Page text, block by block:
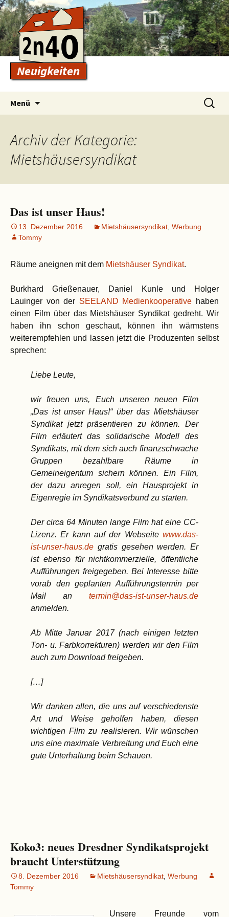
Neuigkeiten
Menü
Suchen
nach:
Archiv der Kategorie:
Mietshäusersyndikat
Das ist unser Haus!
13. Dezember 2016 Mietshäusersyndikat Werbung
Tommy
Räume aneignen mit dem Mietshäuser Syndikat.
Burkhard Grießenauer, Daniel Kunle und Holger
Lauinger von der SEELAND Medienkooperative haben
einen Film über das Mietshäuser Syndikat gedreht. Wir
haben ihn schon geschaut, können ihn wärmstens
weiterempfehlen und lassen jetzt die Produzenten selbst
sprechen:
Liebe Leute,
wir freuen uns, Euch unseren neuen Film
„Das ist unser Haus!“ über das Mietshäuser
Syndikat jetzt präsentieren zu können. Der
Film erläutert das solidarische Modell des
Syndikats, mit dem sich auch finanzschwache
Gruppen bezahlbare Räume in
Gemeineigentum sichern können. Ein Film,
der dazu anregen soll, ein Hausprojekt in
Eigenregie im Syndikatsverbund zu starten.
Der circa 64 Minuten lange Film hat eine CC-
Lizenz. Er kann auf der Webseite www.das-
ist-unser-haus.de gratis gesehen werden. Er
ist ebenso für nichtkommerzielle, öffentliche
Aufführungen freigegeben. Bei Interesse bitte
vorab den geplanten Aufführungstermin per
Mail an termin@das-ist-unser-haus.de
anmelden.
Ab Mitte Januar 2017 (nach einigen letzten
Ton- u. Farbkorrekturen) werden wir den Film
auch zum Download freigeben.
[…]
Wir danken allen, die uns auf verschiedenste
Art und Weise geholfen haben, diesen
wichtigen Film zu realisieren. Wir wünschen
uns eine maximale Verbreitung und Euch eine
gute Unterhaltung beim Schauen.
Koko3: neues Dresdner Syndikatsprojekt
braucht Unterstützung
8. Dezember 2016 Mietshäusersyndikat Werbung
Tommy
Unsere Freunde vom